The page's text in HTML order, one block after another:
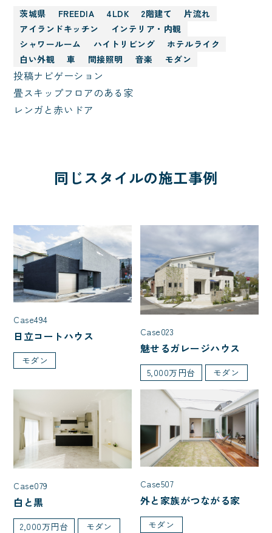
茨城県 FREEDIA 4LDK 2階建て
片流れ
アイランドキッチン
インテリア・内観
シャワールーム
ハイトリビング
ホテルライク
白い外観
車 間接照明 音楽 モダン
投稿ナビゲーション
畳スキップフロアのある家
レンガと赤いドア
同じスタイルの施工事例
Case494
日立コートハウス
モダン
Case023
魅せるガレージハウス
5,000万円台 モダン
Case079
白と黒
2,000万円台 モダン
Case507
外と家族がつながる家
モダン